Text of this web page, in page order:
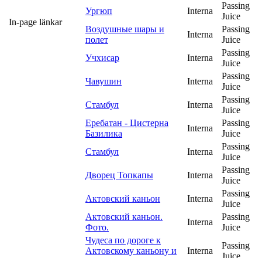
In-page länkar
Ургюп
Interna
Passing
Juice
Воздушные шары и
полет
Interna
Passing
Juice
Учхисар
Interna
Passing
Juice
Чавушин
Interna
Passing
Juice
Стамбул
Interna
Passing
Juice
Еребатан - Цистерна
Базилика
Interna
Passing
Juice
Стамбул
Interna
Passing
Juice
Дворец Топкапы
Interna
Passing
Juice
Актовский каньон
Interna
Passing
Juice
Актовский каньон.
Фото.
Interna
Passing
Juice
Чудеса по дороге к
Актовскому каньону и
Interna
Passing